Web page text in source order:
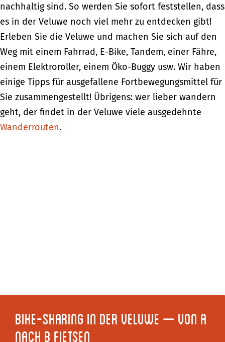
nachhaltig sind. So werden Sie sofort feststellen, dass
es in der Veluwe noch viel mehr zu entdecken gibt!
Erleben Sie die Veluwe und machen Sie sich auf den
Weg mit einem Fahrrad, E-Bike, Tandem, einer Fähre,
einem Elektroroller, einem Öko-Buggy usw. Wir haben
einige Tipps für ausgefallene Fortbewegungsmittel für
Sie zusammengestellt! Übrigens: wer lieber wandern
geht, der findet in der Veluwe viele ausgedehnte
Wanderrouten.
Bike-Sharing in der Veluwe – von A
nach B fietsen